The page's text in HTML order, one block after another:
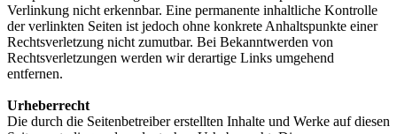
Verlinkung nicht erkennbar. Eine permanente inhaltliche Kontrolle
der verlinkten Seiten ist jedoch ohne konkrete Anhaltspunkte einer
Rechtsverletzung nicht zumutbar. Bei Bekanntwerden von
Rechtsverletzungen werden wir derartige Links umgehend
entfernen.
Urheberrecht
Die durch die Seitenbetreiber erstellten Inhalte und Werke auf diesen